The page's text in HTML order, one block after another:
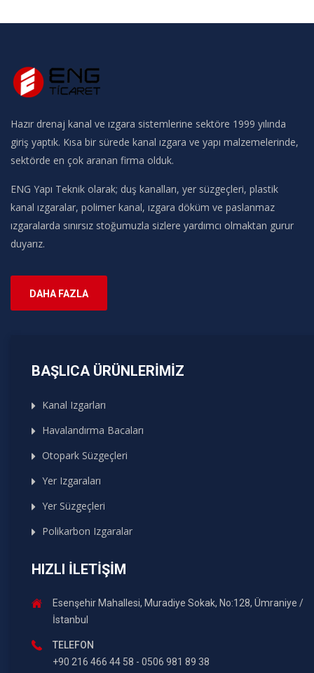
Hazır drenaj kanal ve ızgara sistemlerine sektöre 1999 yılında
giriş yaptık. Kısa bir sürede kanal ızgara ve yapı malzemelerinde,
sektörde en çok aranan firma olduk.
ENG Yapı Teknik olarak; duş kanalları, yer süzgeçleri, plastik
kanal ızgaralar, polimer kanal, ızgara döküm ve paslanmaz
ızgaralarda sınırsız stoğumuzla sizlere yardımcı olmaktan gurur
duyarız.
DAHA FAZLA
BAŞLICA ÜRÜNLERIMIZ
Kanal Izgarları
Havalandırma Bacaları
Otopark Süzgeçleri
Yer Izgaraları
Yer Süzgeçleri
Polikarbon Izgaralar
HIZLI İLETIŞIM
Esenşehir Mahallesi, Muradiye Sokak, No:128, Ümraniye /
İstanbul
TELEFON
+90 216 466 44 58 - 0506 981 89 38